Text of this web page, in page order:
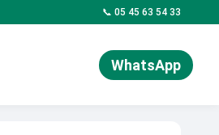
📞 05 45 63 54 33
WhatsApp